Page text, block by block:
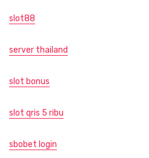
slot88
server thailand
slot bonus
slot qris 5 ribu
sbobet login